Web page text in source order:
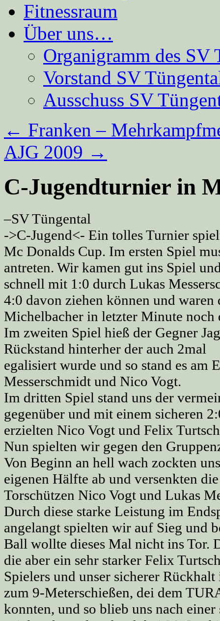
Fitnessraum
Über uns…
Organigramm des SV
Vorstand SV
Ausschuss SV
← Franken –
AJG 2009 →
C-Jugendturnier in
–SV Tüngental
->C-Jugend<- Ein tolles Turnier
Mc Donalds Cup. Im ersten Spiel
antreten. Wir kamen gut ins Spiel
schnell mit 1:0 durch Lukas
4:0 davon ziehen können und
Michelbacher in letzter Minute noch
Im zweiten Spiel hieß der Gegner
Rückstand hinterher der auch 2mal
egalisiert wurde und so stand es am
Messerschmidt und Nico Vogt.
Im dritten Spiel stand uns der
gegenüber und mit einem sicheren
erzielten Nico Vogt und Felix
Nun spielten wir gegen den
Von Beginn an hell wach zockten
eigenen Hälfte ab und versenkten
Torschützen Nico Vogt und Lukas
Durch diese starke Leistung im
angelangt spielten wir auf Sieg und
Ball wollte dieses Mal nicht ins
die aber ein sehr starker Felix
Spielers und unser sicherer
zum 9-Meterschießen, dei dem
konnten, und so blieb uns nach